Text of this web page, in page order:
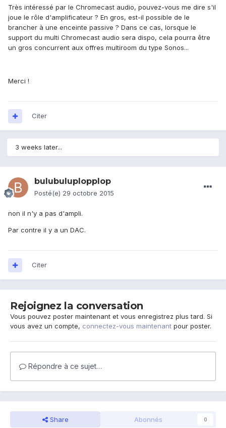
Très intéressé par le Chromecast audio, pouvez-vous me dire s'il
joue le rôle d'amplificateur ? En gros, est-il possible de le
brancher à une enceinte passive ? Dans ce cas, lorsque le
support du multi Chromecast audio sera dispo, cela pourra être
un gros concurrent aux offres multiroom du type Sonos...
Merci !
Citer
3 weeks later...
bulubuluplopplop
Posté(e) 29 octobre 2015
non il n'y a pas d'ampli.
Par contre il y a un DAC.
Citer
Rejoignez la conversation
Vous pouvez poster maintenant et vous enregistrez plus tard. Si
vous avez un compte, connectez-vous maintenant pour poster.
Répondre à ce sujet…
Share Abonnés 0